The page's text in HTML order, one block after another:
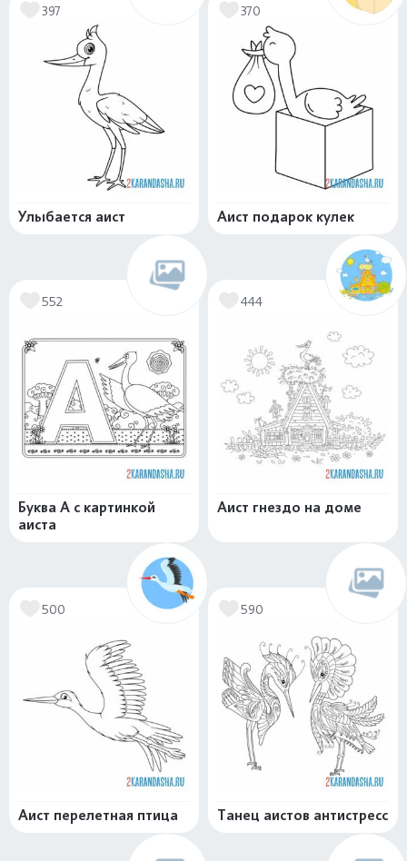
397
Улыбается аист
370
Аист подарок кулек
552
Буква А с картинкой
аиста
444
Аист гнездо на доме
500
Аист перелетная птица
590
Танец аистов антистресс